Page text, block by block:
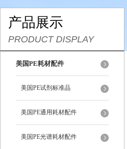
产品展示
PRODUCT DISPLAY
美国PE耗材配件
美国PE试剂标准品
美国PE通用耗材配件
美国PE光谱耗材配件